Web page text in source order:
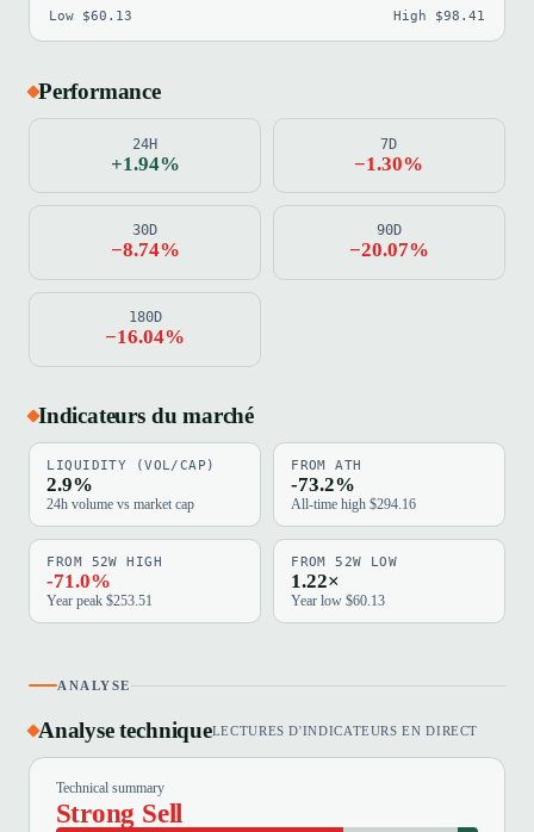
Low $60.13 High $98.41
Performance
24H
+1.94%
7D
−1.30%
30D
−8.74%
90D
−20.07%
180D
−16.04%
Indicateurs du marché
LIQUIDITY (VOL/CAP)
2.9%
24h volume vs market cap
FROM ATH
-73.2%
All-time high $294.16
FROM 52W HIGH
-71.0%
Year peak $253.51
FROM 52W LOW
1.22×
Year low $60.13
ANALYSE
Analyse techniqueLECTURES D'INDICATEURS EN DIRECT
Technical summary
Strong Sell